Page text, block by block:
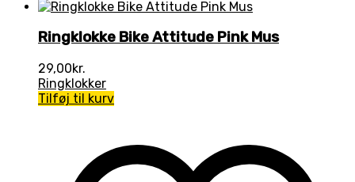
Ringklokke Bike Attitude Pink Mus
29,00kr.
Ringklokker
Tilføj til kurv